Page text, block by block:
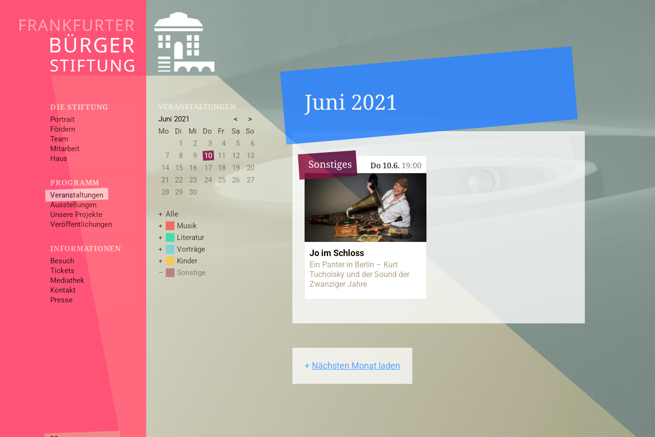
DIE STIFTUNG
Portrait
Fördern
Team
Mitarbeit
Haus
PROGRAMM
Veranstaltungen
Ausstellungen
Unsere Projekte
Veröffentlichungen
INFORMATIONEN
Besuch
Tickets
Mediathek
Kontakt
Presse
VERANSTALTUNGEN
Juni 2021 <
>
Mo
Di Mi Do Fr Sa
So
1
2 3 4 5
6
7
8 9 10 11 12
13
14
15 16 17 18 19
20
21
22 23 24 25 26
27
28
29 30
Alle
Musik
Literatur
Vorträge
Kinder
Sonstige
Juni 2021
Do 10.6. 19:00
Sonstiges
Jo im Schloss
Ein Panter in Berlin – Kurt
Tucholsky und der Sound der
Zwanziger Jahre
Nächsten Monat laden